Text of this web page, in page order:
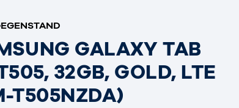
GALAXY TAB
32GB, GOLD, LTE
T505NZDA)